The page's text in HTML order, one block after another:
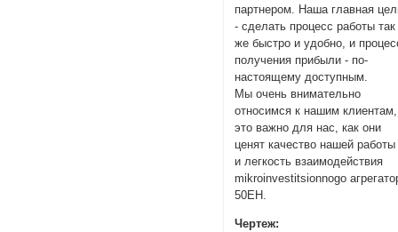
партнером. Наша главная
- сделать процесс работы так
же быстро и удобно, и
получения прибыли - по-
настоящему доступным.
Мы очень внимательно
относимся к нашим клиентам,
это важно для нас, как они
ценят качество нашей работы
и легкость взаимодействия
mikroinvestitsionnogo
50EH.
Чертеж: